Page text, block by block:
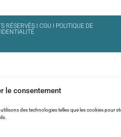
le consentement
des technologies telles que les cookies pour
RÉSERVÉS I CGU
POLITIQUE DE